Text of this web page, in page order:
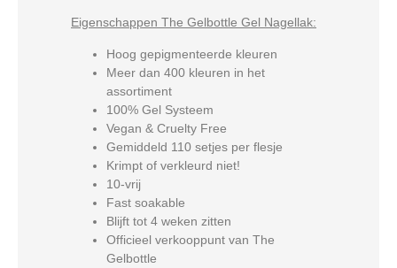
Eigenschappen The Gelbottle Gel Nagellak:
Hoog gepigmenteerde kleuren
Meer dan 400 kleuren in het
assortiment
100% Gel Systeem
Vegan & Cruelty Free
Gemiddeld 110 setjes per flesje
Krimpt of verkleurd niet!
10-vrij
Fast soakable
Blijft tot 4 weken zitten
Officieel verkooppunt van The
Gelbottle